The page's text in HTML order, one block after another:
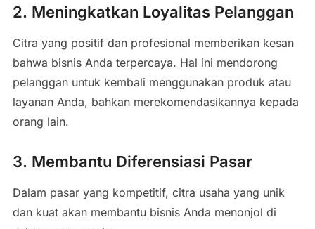
2. Meningkatkan Loyalitas Pelanggan
Citra yang positif dan profesional memberikan kesan
bahwa bisnis Anda terpercaya. Hal ini mendorong
pelanggan untuk kembali menggunakan produk atau
layanan Anda, bahkan merekomendasikannya kepada
orang lain.
3. Membantu Diferensiasi Pasar
Dalam pasar yang kompetitif, citra usaha yang unik
dan kuat akan membantu bisnis Anda menonjol di